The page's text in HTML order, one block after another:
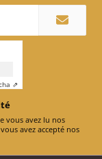
⇗
En sélectionnant Continuer, vous confirmez que vous avez lu nos
et que vous avez accepté nos